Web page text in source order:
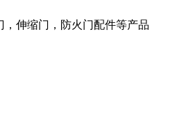
伸缩门，防火门配件等产品